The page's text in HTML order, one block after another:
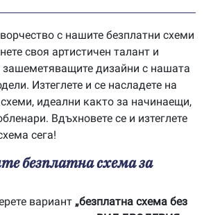
с нашите безплатни схеми
своя артистичен талант и
зашеметяващите дизайни с нашата
Изтеглете и се насладете на
идеални както за начинаещи,
Вдъхновете се и изтеглете
сега!
безплатна схема за
вариант „безплатна схема без